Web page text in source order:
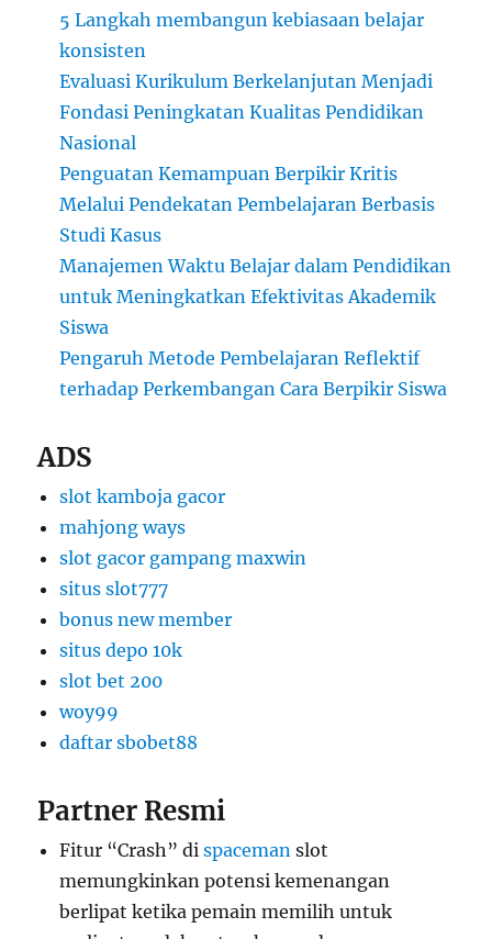
5 Langkah membangun kebiasaan belajar
konsisten
Evaluasi Kurikulum Berkelanjutan Menjadi
Fondasi Peningkatan Kualitas Pendidikan
Nasional
Penguatan Kemampuan Berpikir Kritis
Melalui Pendekatan Pembelajaran Berbasis
Studi Kasus
Manajemen Waktu Belajar dalam Pendidikan
untuk Meningkatkan Efektivitas Akademik
Siswa
Pengaruh Metode Pembelajaran Reflektif
terhadap Perkembangan Cara Berpikir Siswa
ADS
slot kamboja gacor
mahjong ways
slot gacor gampang maxwin
situs slot777
bonus new member
situs depo 10k
slot bet 200
woy99
daftar sbobet88
Partner Resmi
Fitur “Crash” dispaceman slot
memungkinkan potensi kemenangan
berlipat ketika pemain memilih untuk